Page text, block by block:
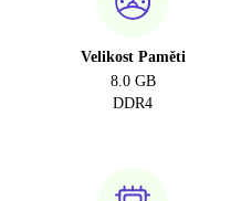
Velikost Paměti
8.0 GB
DDR4